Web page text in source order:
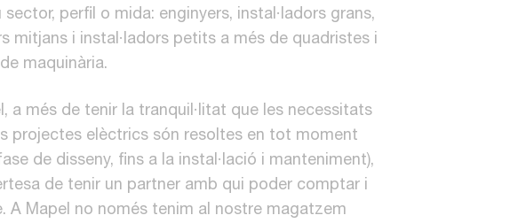
sector, perfil o mida: enginyers, instal·ladors grans,
mitjans i instal·ladors petits a més de quadristes i
maquinària.
a més de tenir la tranquil·litat que les necessitats
projectes elèctrics són resoltes en tot moment
de disseny, fins a la instal·lació i manteniment),
de tenir un partner amb qui poder comptar i
A Mapel no només tenim al nostre magatzem